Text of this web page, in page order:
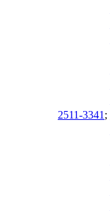
2511-3341 ;